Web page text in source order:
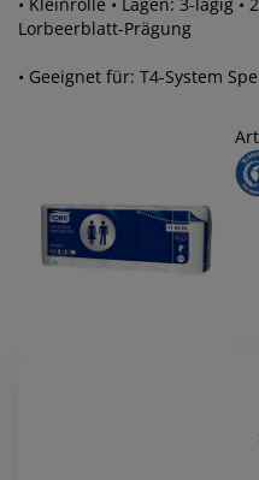
• Kleinrolle • Lagen: 3-lagig •
Lorbeerblatt-Prägung
• Geeignet für: T4-System